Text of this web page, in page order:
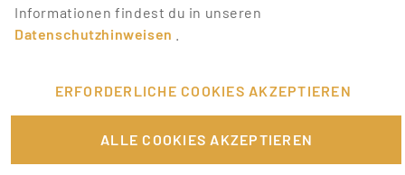
Informationen findest du in unseren
Datenschutzhinweisen
ERFORDERLICHE COOKIES AKZEPTIEREN
ALLE COOKIES AKZEPTIEREN